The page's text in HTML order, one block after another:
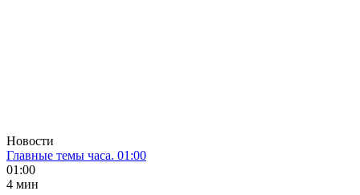
Новости
Главные темы часа. 01:00
01:00
4 мин